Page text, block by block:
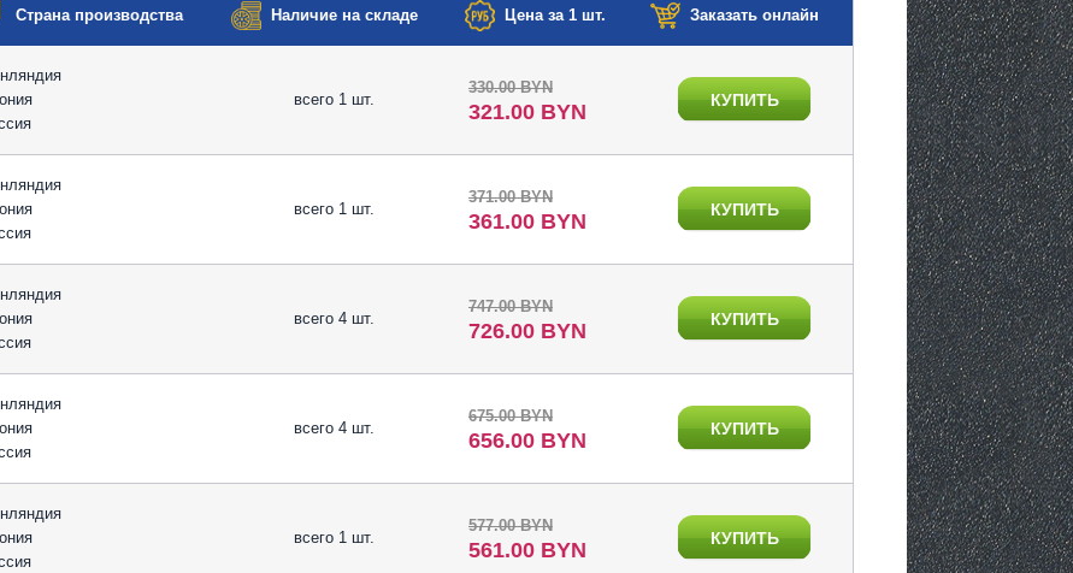
Страна производства Наличие на складе Цена за 1 шт. Заказать онлайн
всего 1 шт.
330.00 BYN
321.00 BYN КУПИТЬ
всего 1 шт.
371.00 BYN
361.00 BYN КУПИТЬ
всего 4 шт.
747.00 BYN
726.00 BYN КУПИТЬ
всего 4 шт.
675.00 BYN
656.00 BYN КУПИТЬ
всего 1 шт.
577.00 BYN
561.00 BYN КУПИТЬ